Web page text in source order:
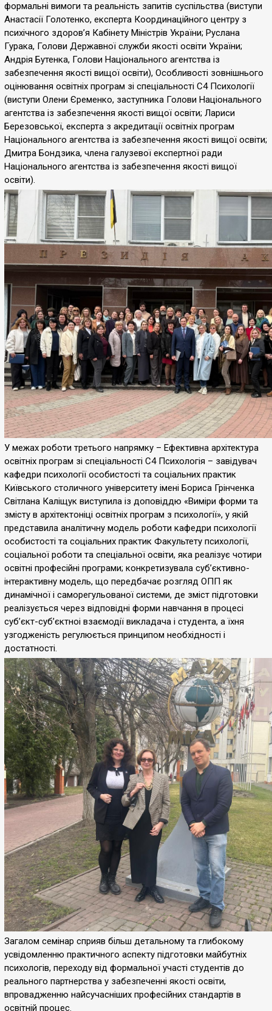
формальні вимоги та реальність запитів суспільства (виступи
Анастасії Голотенко, експерта Координаційного центру з
психічного здоровʼя Кабінету Міністрів України; Руслана
Гурака, Голови Державної служби якості освіти України;
Андрія Бутенка, Голови Національного агентства із
забезпечення якості вищої освіти), Особливості зовнішнього
оцінювання освітніх програм зі спеціальності С4 Психології
(виступи Олени Єременко, заступника Голови Національного
агентства із забезпечення якості вищої освіти; Лариси
Березовської, експерта з акредитації освітніх програм
Національного агентства із забезпечення якості вищої освіти;
Дмитра Бондзика, члена галузевої експертної ради
Національного агентства із забезпечення якості вищої
освіти).
У межах роботи третього напрямку – Ефективна архітектура
освітніх програм зі спеціальності С4 Психологія – завідувач
кафедри психології особистості та соціальних практик
Київського столичного університету імені Бориса Грінченка
Світлана Каліщук виступила із доповіддю «Виміри форми та
змісту в архітектоніці освітніх програм з психології», у якій
представила аналітичну модель роботи кафедри психології
особистості та соціальних практик Факультету психології,
соціальної роботи та спеціальної освіти, яка реалізує чотири
освітні професійні програми; конкретизувала субʼєктивно-
інтерактивну модель, що передбачає розгляд ОПП як
динамічної і саморегульованої системи, де зміст підготовки
реалізується через відповідні форми навчання в процесі
субʼєкт-суб’єктноі взаємодії викладача і студента, а їхня
узгодженість регулюється принципом необхідності і
достатності.
Загалом семінар сприяв більш детальному та глибокому
усвідомленню практичного аспекту підготовки майбутніх
психологів, переходу від формальної участі студентів до
реального партнерства у забезпеченні якості освіти,
впровадженню найсучасніших професійних стандартів в
освітній процес.